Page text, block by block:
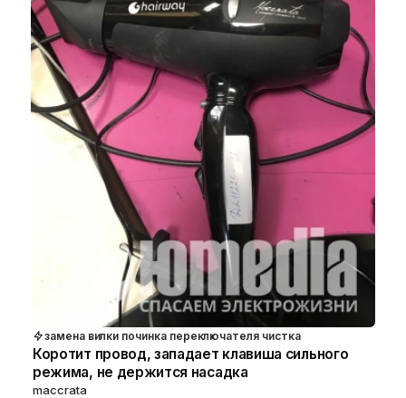
замена вилки починка переключателя чистка
Коротит провод, западает клавиша сильного
режима, не держится насадка
maccrata